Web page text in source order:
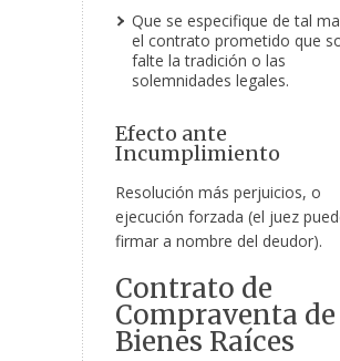
Que se especifique de tal
el contrato prometido que
falte la tradición o las
solemnidades legales.
Efecto ante
Incumplimiento
Resolución más perjuicios, o
ejecución forzada (el juez
firmar a nombre del deudor).
Contrato de
Compraventa de
Bienes Raíces